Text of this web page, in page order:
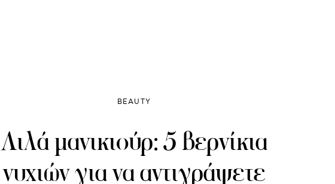
BEAUTY
Λιλά μανικιούρ: 5 βερνίκια
νυχιών για να αντιγράψετε